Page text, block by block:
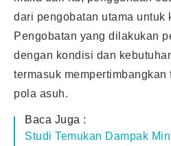
dari pengobatan utama untuk
Pengobatan yang dilakukan
dengan kondisi dan
termasuk
pola asuh.
Baca Juga :
Studi Temukan Dampak